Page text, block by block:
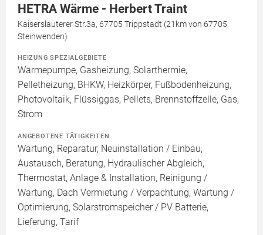
HETRA Wärme - Herbert Traint
Kaiserslauterer Str.3a, 67705 Trippstadt (21km von 67705
Steinwenden)
HEIZUNG SPEZIALGEBIETE
Wärmepumpe, Gasheizung, Solarthermie,
Pelletheizung, BHKW, Heizkörper, Fußbodenheizung,
Photovoltaik, Flüssiggas, Pellets, Brennstoffzelle, Gas,
Strom
ANGEBOTENE TÄTIGKEITEN
Wartung, Reparatur, Neuinstallation / Einbau,
Austausch, Beratung, Hydraulischer Abgleich,
Thermostat, Anlage & Installation, Reinigung /
Wartung, Dach Vermietung / Verpachtung, Wartung /
Optimierung, Solarstromspeicher / PV Batterie,
Lieferung, Tarif